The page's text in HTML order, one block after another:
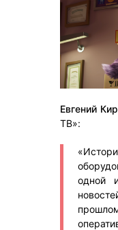
Евгений
ТВ»:
одной